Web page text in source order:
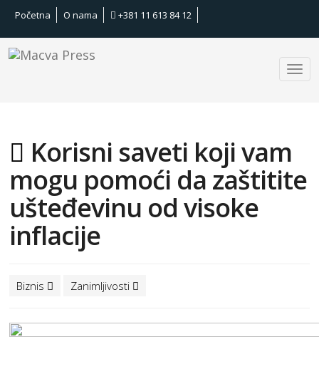
Početna O nama +381 11 613 84 12
Korisni saveti koji vam
mogu pomoći da zaštitite
ušteđevinu od visoke
inflacije
Biznis Zanimljivosti